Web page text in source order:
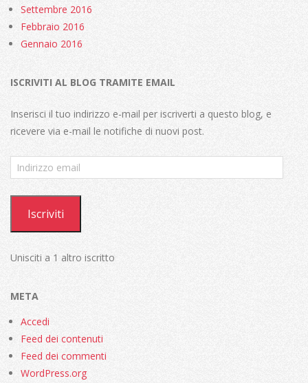
Settembre 2016
Febbraio 2016
Gennaio 2016
ISCRIVITI AL BLOG TRAMITE EMAIL
Inserisci il tuo indirizzo e-mail per iscriverti a questo blog, e
ricevere via e-mail le notifiche di nuovi post.
Indirizzo
email
Iscriviti
Unisciti a 1 altro iscritto
META
Accedi
Feed dei contenuti
Feed dei commenti
WordPress.org